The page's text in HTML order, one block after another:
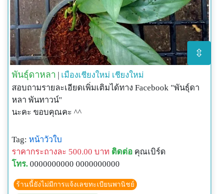
⇳
พันธุ์ดาหลา | เมืองเชียงใหม่ เชียงใหม่
สอบถามรายละเอียดเพิ่มเติมได้ทาง Facebook "พันธุ์ดา
หลา พันทาวน์"
นะคะ ขอบคุณคะ ^^
Tag: หน้าวัวใบ
ราคากระถางละ 500.00 บาท ติดต่อ คุณเบิร์ด
โทร. 0000000000 0000000000
ร้านนี้ยังไม่มีการแจ้งเลขทะเบียนพานิชย์